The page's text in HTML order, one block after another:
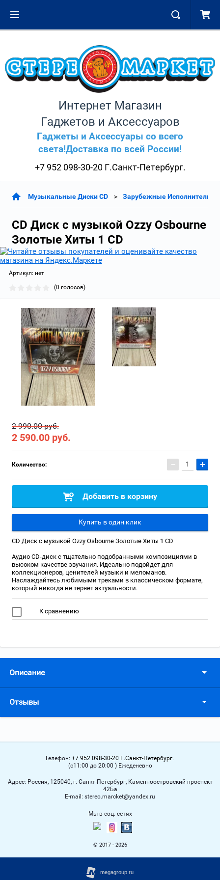
Интернет Магазин
Гаджетов и Аксессуаров
Гаджеты и Аксессуары со всего
света!Доставка по всей России!
+7 952 098-30-20 Г.Санкт-Петербург.
Музыкальные Диски CD Зарубежные Исполнители
CD Диск с музыкой Ozzy Osbourne
Золотые Хиты 1 СD
Артикул: нет
(0 голосов)
2 990.00 руб.
2 590.00 руб.
Количество: − +
Добавить в корзину
Купить в один клик
CD Диск с музыкой Ozzy Osbourne Золотые Хиты 1 СD
Аудио CD-диск с тщательно подобранными композициями в
высоком качестве звучания. Идеально подойдет для
коллекционеров, ценителей музыки и меломанов.
Наслаждайтесь любимыми треками в классическом формате,
который никогда не теряет актуальности.
К сравнению
Описание
Отзывы
Телефон: +7 952 098-30-20 Г.Санкт-Петербург.
(с11:00 до 20:00 ) Ежеденевно
Адрес: Россия, 125040, г. Санкт-Петербург, Каменноостровский проспект
42Ба
Е-mail: stereo.marcket@yandex.ru
Мы в соц. сетях
© 2017 - 2026